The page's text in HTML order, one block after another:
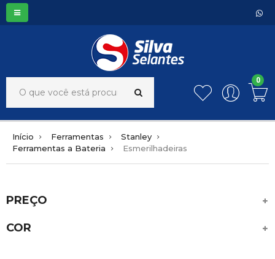
0
Início Ferramentas
Stanley
Ferramentas a Bateria
Esmerilhadeiras
PREÇO
COR